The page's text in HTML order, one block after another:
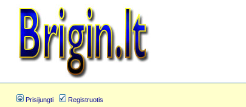
Prisijungti Registruotis